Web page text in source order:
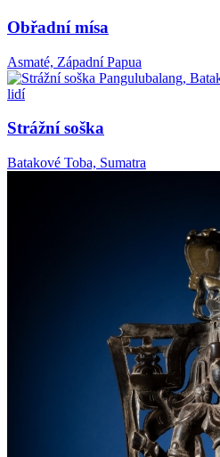
Obřadní mísa
Asmaté, Západní Papua
Strážní soška
Batakové Toba, Sumatra